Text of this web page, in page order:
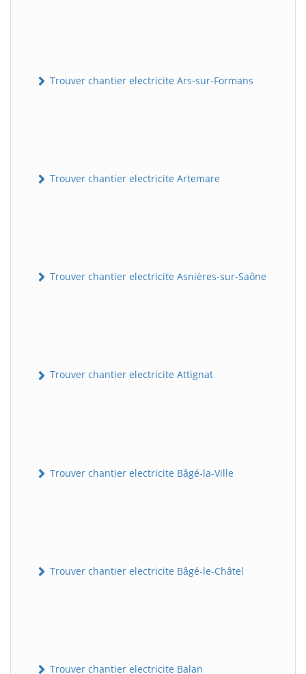
Trouver chantier electricite Ars-sur-Formans
Trouver chantier electricite Artemare
Trouver chantier electricite Asnières-sur-Saône
Trouver chantier electricite Attignat
Trouver chantier electricite Bâgé-la-Ville
Trouver chantier electricite Bâgé-le-Châtel
Trouver chantier electricite Balan